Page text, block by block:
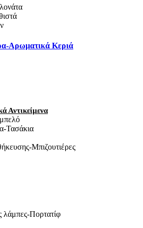
Αρωματικά Κεριά
Αντικείμενα
Τασάκια
Μπιζουτιέρες
λάμπες-Πορτατίφ